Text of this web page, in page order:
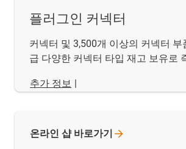
플러그인 커넥터
커넥터 및 3,500개 이상의 커넥터 부
급 다양한 커넥터 타입 재고 보유로
추가 정보 |
온라인 샵 바로가기